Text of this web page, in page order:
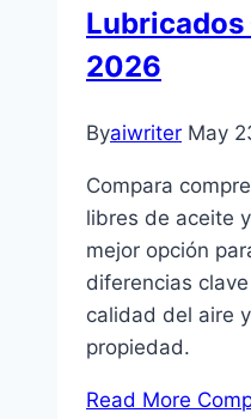
Lubricados
2026
Byaiwriter May
Compara
libres de aceite
mejor opción
diferencias
calidad del aire
propiedad.
Read More